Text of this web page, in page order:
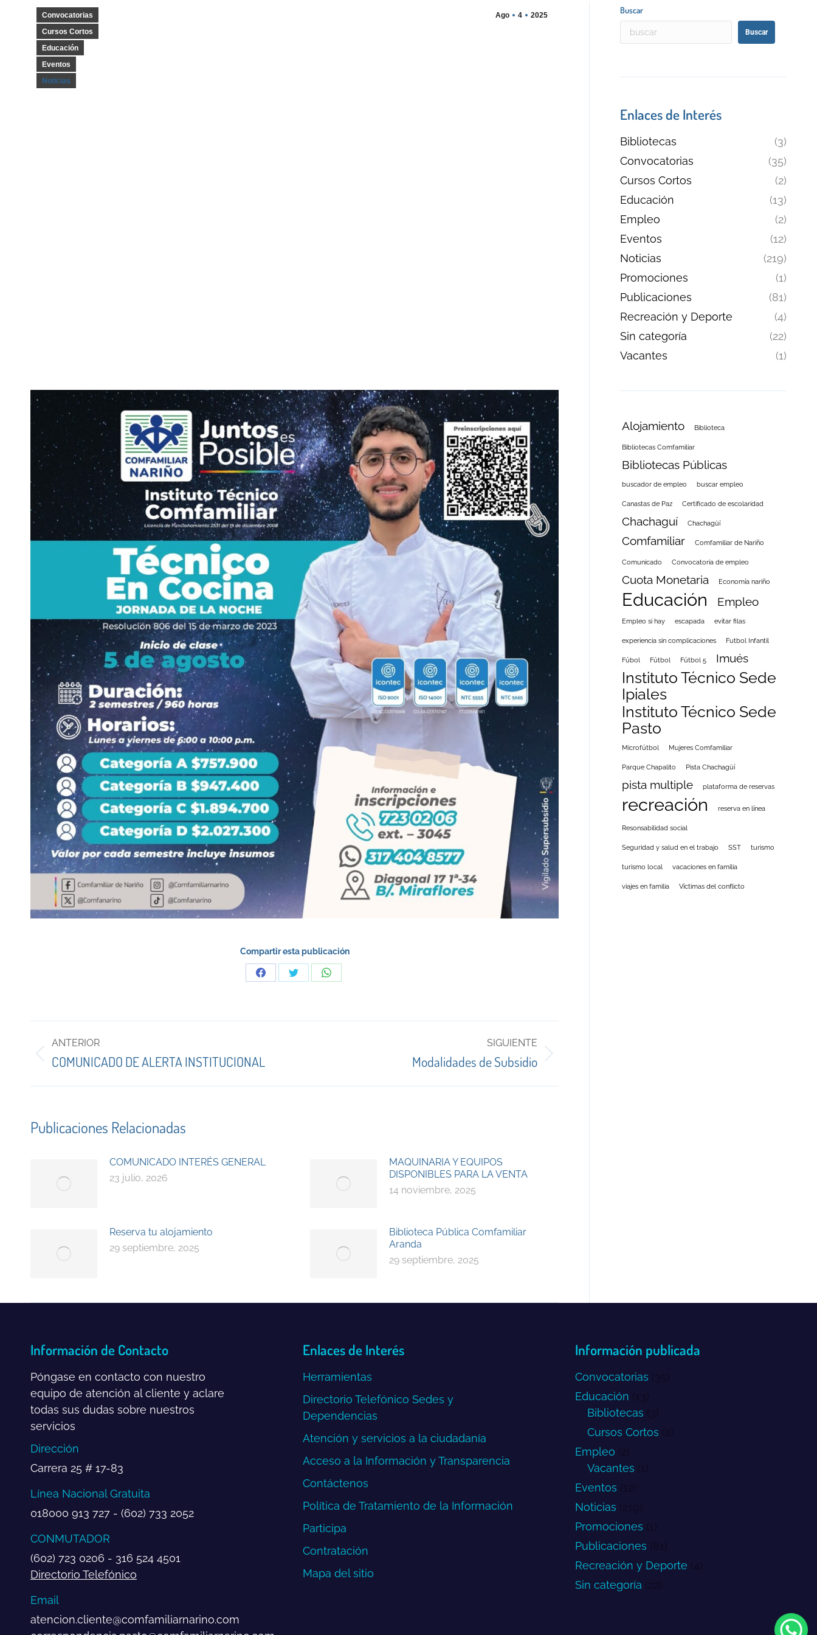
Ago 4 2025
Convocatorias
Cursos Cortos
Educación
Eventos
Noticias
Compartir esta publicación
Share Share Share
entre
publicaciones
ANTERIOR
Publicación
anterior:
COMUNICADO DE ALERTA INSTITUCIONAL
SIGUIENTE
Modalidades de Subsidio
Publicaciones Relacionadas
COMUNICADO INTERÉS GENERAL
23 julio, 2026
MAQUINARIA Y EQUIPOS
DISPONIBLES PARA LA VENTA
14 noviembre, 2025
Reserva tu alojamiento
29 septiembre, 2025
Biblioteca Pública Comfamiliar
Aranda
29 septiembre, 2025
Buscar
Buscar
Enlaces de Interés
Bibliotecas
(3)
Convocatorias
(35)
Cursos Cortos
(2)
Educación
(13)
Empleo
(2)
Eventos
(12)
Noticias
(219)
Promociones
(1)
Publicaciones
(81)
Recreación y Deporte
(4)
Sin categoría
(22)
Vacantes
(1)
Alojamiento Biblioteca
Bibliotecas Comfamiliar
Bibliotecas Públicas
buscador de empleo buscar empleo
Canastas de Paz Certificado de escolaridad
Chachaguí Chachagüí
Comfamiliar Comfamiliar de Nariño
Comunicado Convocatoria de empleo
Cuota Monetaria Economía nariño
Educación Empleo
Empleo si hay escapada evitar filas
experiencia sin complicaciones Futbol Infantil
Fúbol Fútbol Fútbol 5 Imués
Instituto Técnico Sede
Ipiales
Instituto Técnico Sede
Pasto
Microfútbol Mujeres Comfamiliar
Parque Chapalito Pista Chachagüí
pista multiple plataforma de reservas
recreación reserva en línea
Resonsabilidad social
Seguridad y salud en el trabajo SST turismo
turismo local vacaciones en familia
viajes en familia Víctimas del conflicto
Información de Contacto
Póngase en contacto con nuestro
equipo de atención al cliente y aclare
todas sus dudas sobre nuestros
servicios
Dirección
Carrera 25 # 17-83
Línea Nacional Gratuita
018000 913 727 - (602) 733 2052
CONMUTADOR
(602) 723 0206 - 316 524 4501
Directorio Telefónico
Email
atencion.cliente@comfamiliarnarino.com
Enlaces de Interés
Herramientas
Directorio Telefónico Sedes y
Dependencias
Atención y servicios a la ciudadanía
Acceso a la Información y Transparencia
Contáctenos
Política de Tratamiento de la Información
Participa
Contratación
Mapa del sitio
Información publicada
Convocatorias (35)
Educación (13)
Bibliotecas (3)
Cursos Cortos (2)
Empleo (2)
Vacantes (1)
Eventos (12)
Noticias (219)
Promociones (1)
Publicaciones (81)
Recreación y Deporte (4)
Sin categoría (22)